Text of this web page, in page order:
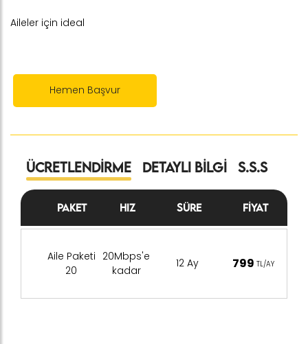
Aileler için ideal
Hemen Başvur
Ücretlendirme Detaylı Bilgi S.S.S
Paket Hız Süre Fiyat
Aile Paketi
20
20Mbps'e
kadar
12 Ay 799 TL/AY